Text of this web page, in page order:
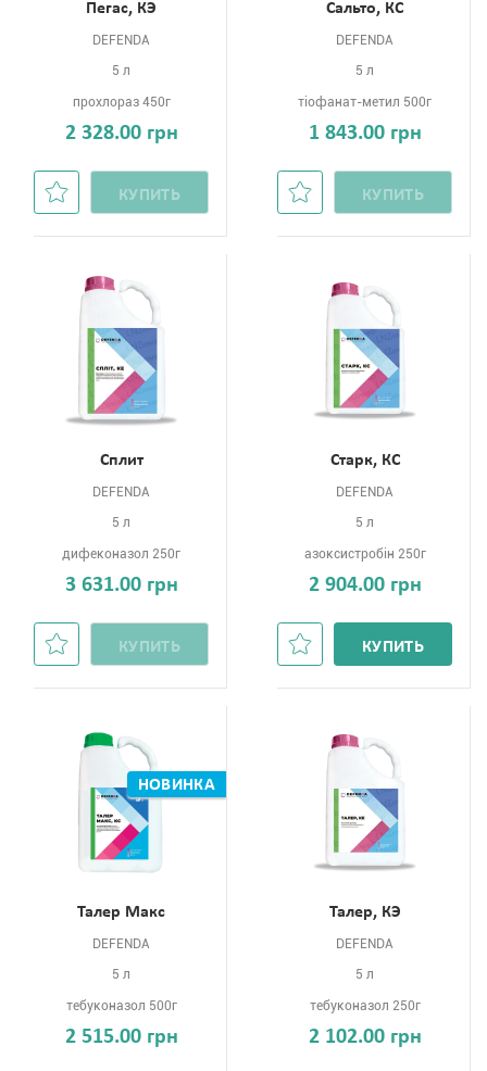
Пегас, КЭ
DEFENDA
5 л
прохлораз 450г
2 328.00 грн
КУПИТЬ
Сальто, КС
DEFENDA
5 л
тіофанат-метил 500г
1 843.00 грн
КУПИТЬ
Сплит
DEFENDA
5 л
дифеконазол 250г
3 631.00 грн
КУПИТЬ
Старк, КС
DEFENDA
5 л
азоксистробін 250г
2 904.00 грн
КУПИТЬ
Талер Макс
НОВИНКА
DEFENDA
5 л
тебуконазол 500г
2 515.00 грн
Талер, КЭ
DEFENDA
5 л
тебуконазол 250г
2 102.00 грн